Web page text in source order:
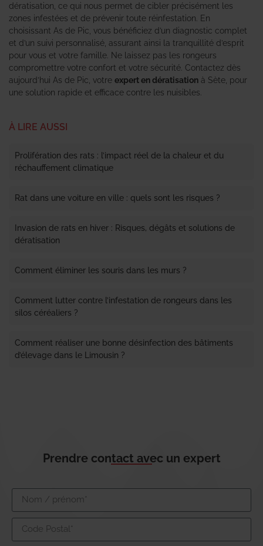
dératisation, ce qui nous permet de cibler précisément les
zones infestées et de prévenir toute réinfestation. En
choisissant As de Pic, vous bénéficiez d’un diagnostic complet
et d’un suivi personnalisé, assurant ainsi la tranquillité d’esprit
pour vous et votre famille. Ne laissez pas les rongeurs
compromettre votre confort et votre sécurité. Contactez dès
aujourd’hui As de Pic, votre expert en dératisation à Sète, pour
une solution rapide et efficace contre les nuisibles.
À LIRE AUSSI
Prolifération des rats : l’impact réel de la chaleur et du
réchauffement climatique
Rat dans une voiture en ville : quels sont les risques ?
Invasion de rats en hiver : Risques, dégâts et solutions de
dératisation
Comment éliminer les souris dans les murs ?
Comment lutter contre l’infestation de rongeurs dans les
silos céréaliers ?
Comment réaliser une bonne désinfection des bâtiments
d’élevage dans le Limousin ?
Prendre contact avec un expert